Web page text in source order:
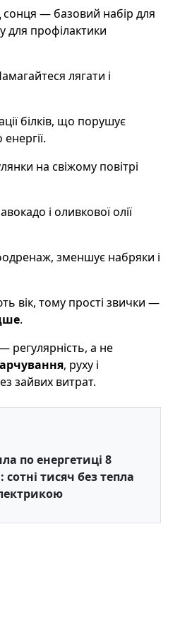
— базовий набір для
для профілактики
лягати і
білків, що порушує
на свіжому повітрі
і оливкової олії
зменшує набряки і
вік, тому прості звички —
.
регулярність, а не
, руху і
зайвих витрат.
по енергетиці 8
сотні тисяч без тепла